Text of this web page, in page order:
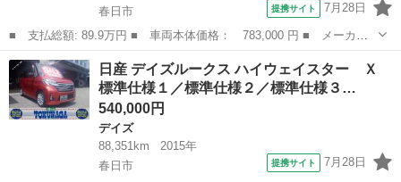
春日市
提携サイト 7月28日
■ 支払総額: 89.9万円 ■ 車両本体価格： 783,000 円 ■ メーカー
名： 日産 ■ 車種名： デイズ ■ グレード名： Ｘ 新品タイヤ
／保証書／社外 ＳＤナビ／エマージェンシーブレーキ／アラウンド
ビューモニタ...
福岡 春日市 デイズ
日産 デイズルークス ハイウェイスター Ｘ
標準仕様１／標準仕様２／標準仕様３…
540,000円
デイズ
88,351km
2015年
春日市
提携サイト 7月28日